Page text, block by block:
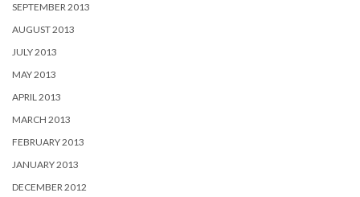
SEPTEMBER 2013
AUGUST 2013
JULY 2013
MAY 2013
APRIL 2013
MARCH 2013
FEBRUARY 2013
JANUARY 2013
DECEMBER 2012